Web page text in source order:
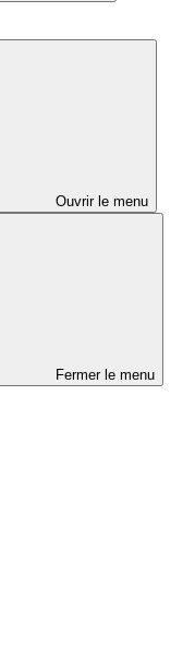
Ouvrir le menu
Fermer le menu